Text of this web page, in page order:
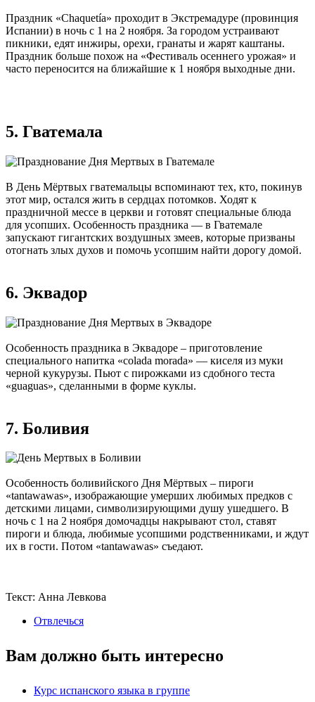
Праздник «Chaquetía» проходит в Экстремадуре (провинция
Испании) в ночь с 1 на 2 ноября. За городом устраивают
пикники, едят инжиры, орехи, гранаты и жарят каштаны.
Праздник больше похож на «Фестиваль осеннего урожая» и
часто переносится на ближайшие к 1 ноября выходные дни.
5. Гватемала
В День Мёртвых гватемальцы вспоминают тех, кто, покинув
этот мир, остался жить в сердцах потомков. Ходят к
праздничной мессе в церкви и готовят специальные блюда
для усопших. Особенность праздника — в Гватемале
запускают гигантских воздушных змеев, которые призваны
отогнать злых духов и помочь усопшим найти дорогу домой.
6. Эквадор
Особенность праздника в Эквадоре – приготовление
специального напитка «colada morada» — киселя из муки
черной кукурузы. Пьют с пирожками из сдобного теста
«guaguas», сделанными в форме куклы.
7. Боливия
Особенность боливийского Дня Мёртвых – пироги
«tantawawas», изображающие умерших любимых предков с
детскими лицами, символизирующими душу ушедшего. В
ночь с 1 на 2 ноября домочадцы накрывают стол, ставят
пироги и блюда, любимые усопшими родственниками, и ждут
их в гости. Потом «tantawawas» съедают.
Текст: Анна Левкова
Отвлечься
Вам должно быть интересно
Курс испанского языка в группе